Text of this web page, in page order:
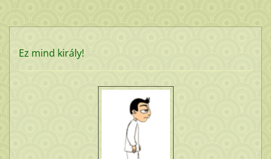
Ez mind király!